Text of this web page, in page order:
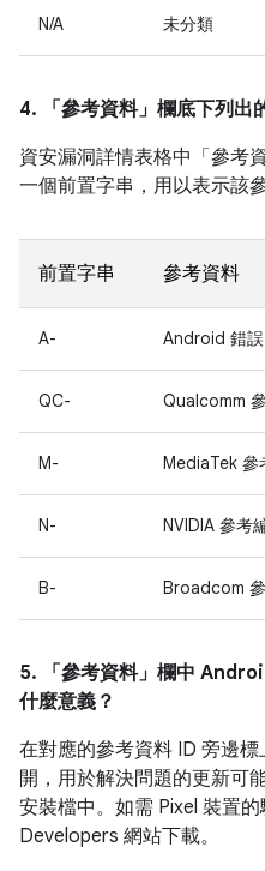
N/A 未分類
4. 「參考資料」 欄底下列出
資安漏洞詳情表格中「參考資
一個前置字串，用以表示該
前置字串 參考資料
A- Android 錯誤
QC- Qualcomm
M- MediaTek 參
N- NVIDIA 參考
B- Broadcom
5. 「參考資料」 欄中
什麼意義？
在對應的參考資料 ID 旁邊
開，用於解決問題的更新可
安裝檔中。如需 Pixel 裝置
Developers 網站下載。